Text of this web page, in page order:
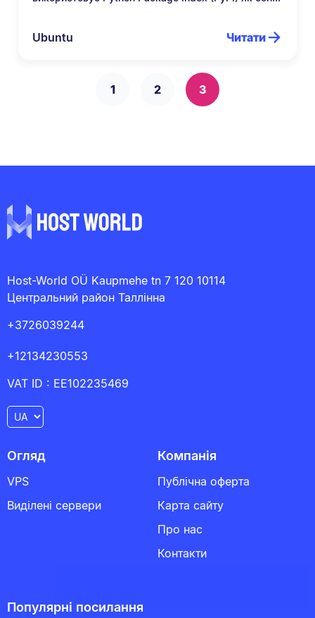
Ubuntu Читати
1 2 3
Host-World OÜ Kaupmehe tn 7 120 10114
Центральний район Таллінна
+3726039244
+12134230553
VAT ID : EE102235469
Огляд
VPS
Виділені сервери
Компанія
Публічна оферта
Карта сайту
Про нас
Контакти
Популярні посилання